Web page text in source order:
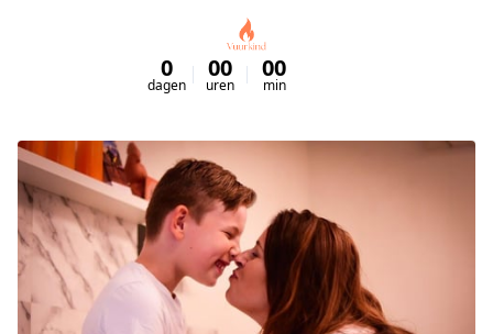
0
dagen
00
uren
00
min